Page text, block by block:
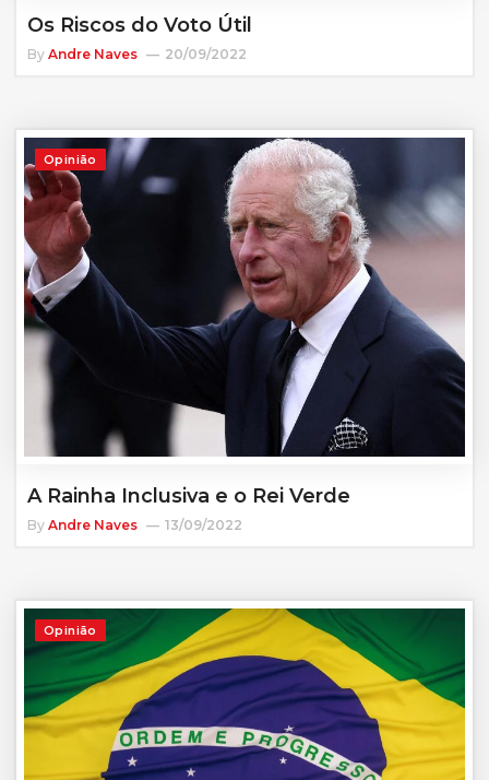
Os Riscos do Voto Útil
By Andre Naves 20/09/2022
Opinião
A Rainha Inclusiva e o Rei Verde
By Andre Naves 13/09/2022
Opinião